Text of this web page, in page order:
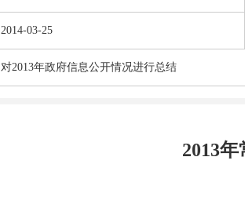
2014-03-25
对2013年政府信息公开情况进行总结
2013